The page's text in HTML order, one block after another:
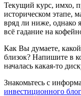
Текущий курс, имхо,
историческом этапе,
вряд ли ниже, однако
всё гадание на
Как Вы думаете,
близок? Напишите в
началась какая-то
Знакомьтесь с
инвестиционного